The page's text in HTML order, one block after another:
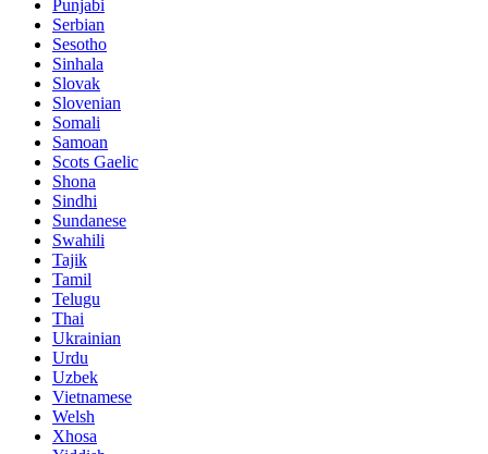
Punjabi
Serbian
Sesotho
Sinhala
Slovak
Slovenian
Somali
Samoan
Scots Gaelic
Shona
Sindhi
Sundanese
Swahili
Tajik
Tamil
Telugu
Thai
Ukrainian
Urdu
Uzbek
Vietnamese
Welsh
Xhosa